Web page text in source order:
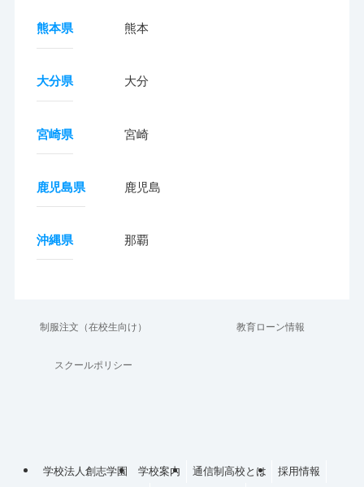
熊本県 熊本
大分県 大分
宮崎県 宮崎
鹿児島県 鹿児島
沖縄県 那覇
制服注文（在校生向け） 教育ローン情報
スクールポリシー
学校法人創志学園 学校案内 通信制高校とは 採用情報